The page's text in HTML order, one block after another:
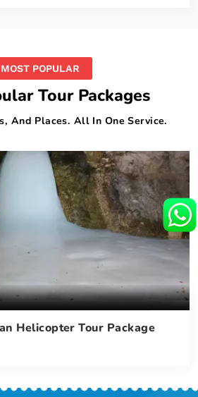
MOST POPULAR
Tour Packages
And Places. All In One Service.
Helicopter Tour Package